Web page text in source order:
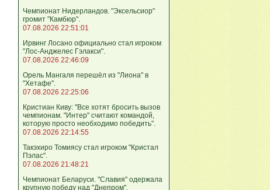
Чемпионат Нидерландов. "Эксельсиор"
громит "Камбюр".
07.08.2026 22:51:01
Ирвинг Лосано официально стал игроком
"Лос-Анджелес Гэлакси".
07.08.2026 22:46:09
Орель Мангаля перешёл из "Лиона" в
"Хетафе".
07.08.2026 22:25:06
Кристиан Киву: "Все хотят бросить вызов
чемпионам. "Интер" считают командой,
которую просто необходимо победить".
07.08.2026 22:14:55
Такэхиро Томиясу стал игроком "Кристал
Пэлас".
07.08.2026 21:48:21
Чемпионат Беларуси. "Славия" одержала
крупную победу над "Днепром".